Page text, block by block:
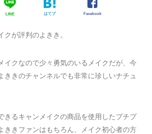
LINE はてブ Facebook
が評判のよきき。
イクなので少々勇気のいるメイクだが、今
ききのチャンネルでも非常に珍しいナチュ
きるキャンメイクの商品を使用したプチプ
ききファンはもちろん、メイク初心者の方